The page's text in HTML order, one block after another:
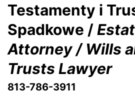
Testamenty i
Spadkowe /
Attorney / Wills
Trusts Lawyer
813-786-3911